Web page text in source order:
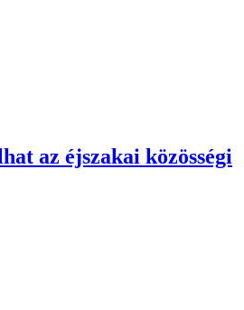
az éjszakai közösségi